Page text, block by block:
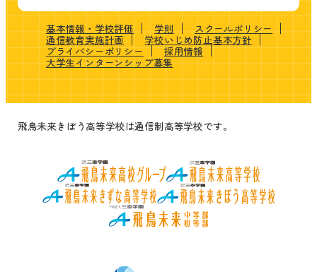
基本情報・学校評価 学則
スクールポリシー
通信教育実施計画
学校いじめ防止基本方針
プライバシーポリシー
採用情報
大学生インターンシップ募集
飛鳥未来きぼう高等学校は通信制高等学校です。